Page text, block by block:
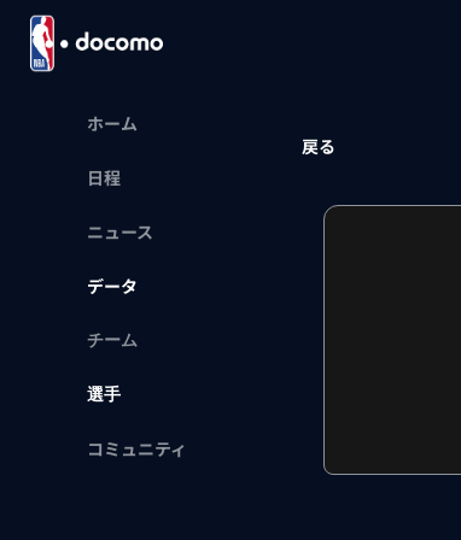
ホーム
日程
ニュース
データ
チーム
選手
コミュニティ
戻る